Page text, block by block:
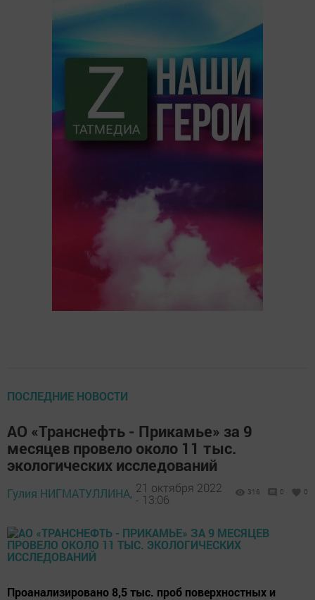
ПОСЛЕДНИЕ НОВОСТИ
АО «Транснефть - Прикамье» за 9
месяцев провело около 11 тыс.
экологических исследований
Гулия НИГМАТУЛЛИНА, 21 октября 2022
- 13:06
316 0 0
Проанализировано 8,5 тыс. проб поверхностных и